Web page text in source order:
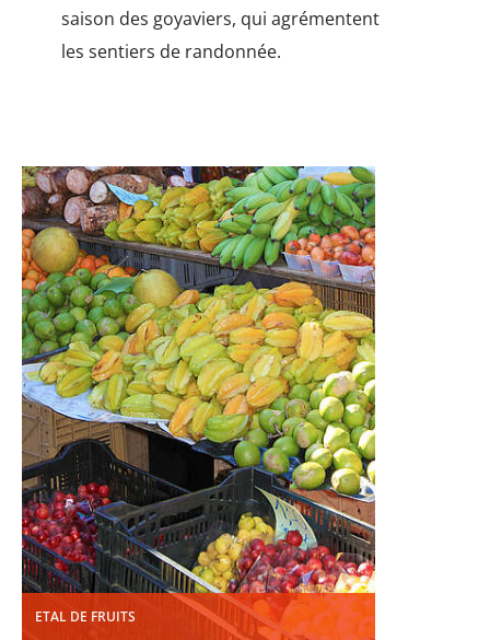
saison des goyaviers, qui agrémentent
les sentiers de randonnée.
ETAL DE FRUITS